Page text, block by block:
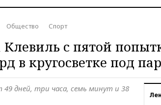
Общество Спорт
с пятой
в кругосветке под
49 дней, три часа, семь минут и 38